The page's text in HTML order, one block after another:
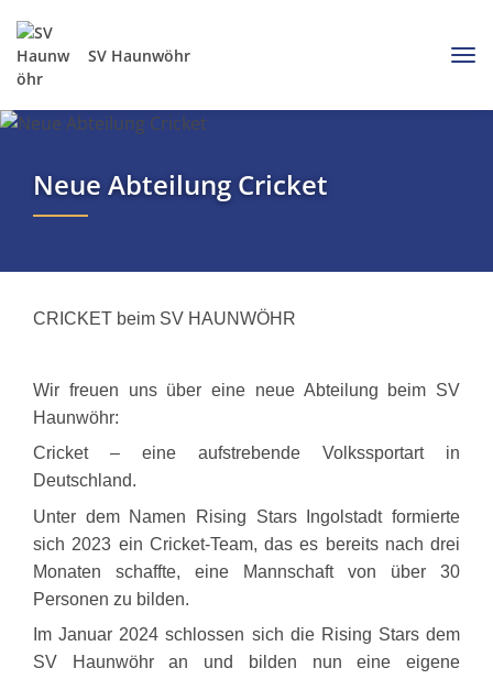
SV Haunwöhr
Neue Abteilung Cricket
CRICKET beim SV HAUNWÖHR
Wir freuen uns über eine neue Abteilung beim SV
Haunwöhr:
Cricket – eine aufstrebende Volkssportart in
Deutschland.
Unter dem Namen Rising Stars Ingolstadt formierte
sich 2023 ein Cricket-Team, das es bereits nach drei
Monaten schaffte, eine Mannschaft von über 30
Personen zu bilden.
Im Januar 2024 schlossen sich die Rising Stars dem
SV Haunwöhr an und bilden nun eine eigene